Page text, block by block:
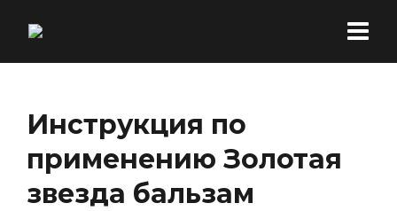
Инструкция по
применению Золотая
звезда бальзам